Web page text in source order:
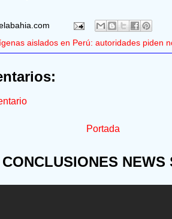
aislados en Perú: autoridades piden
Portada
NEWS